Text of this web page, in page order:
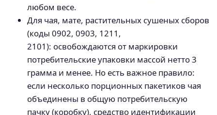
любом весе.
Для чая, мате, растительных сушеных сборов
(коды 0902, 0903, 1211,
2101): освобождаются от маркировки
потребительские упаковки массой нетто 3
грамма и менее. Но есть важное правило:
если несколько порционных пакетиков чая
объединены в общую потребительскую
пачку (коробку), средство идентификации